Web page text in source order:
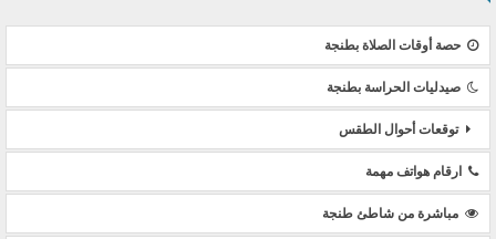
حصة أوقات الصلاة بطنجة
صيدليات الحراسة بطنجة
توقعات أحوال الطقس
ارقام هواتف مهمة
مباشرة من شاطئ طنجة